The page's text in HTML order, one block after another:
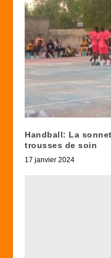
Handball: La
trousses de soin
17 janvier 2024